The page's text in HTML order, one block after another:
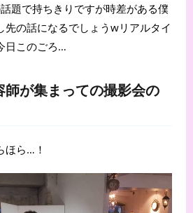
題で持ちきりですが時差がある僕
先の話になるでしょうwリアルタイ
日このごろ…
師が集まっての撮影会の
ほら…！